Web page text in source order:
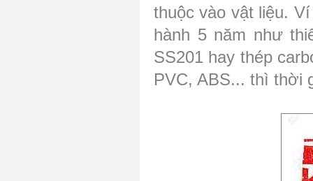
thuộc vào vật liệu.
hành 5 năm như
SS201 hay thép
PVC, ABS... thì thời